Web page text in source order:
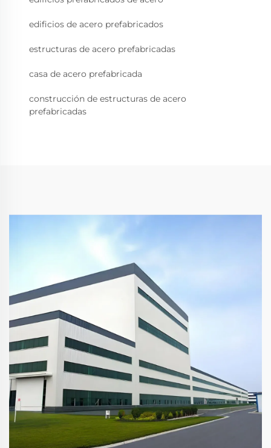
edificios de acero prefabricados
estructuras de acero prefabricadas
casa de acero prefabricada
construcción de estructuras de acero
prefabricadas